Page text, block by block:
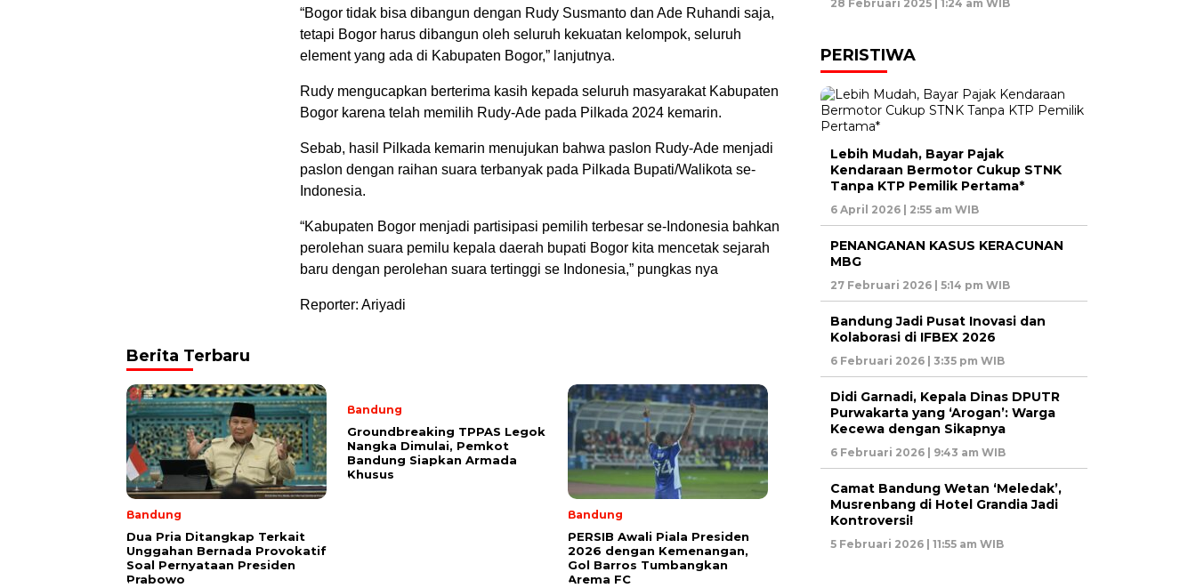
“Bogor tidak bisa dibangun dengan Rudy Susmanto dan Ade Ruhandi saja,
tetapi Bogor harus dibangun oleh seluruh kekuatan kelompok, seluruh
element yang ada di Kabupaten Bogor,” lanjutnya.
Rudy mengucapkan berterima kasih kepada seluruh masyarakat Kabupaten
Bogor karena telah memilih Rudy-Ade pada Pilkada 2024 kemarin.
Sebab, hasil Pilkada kemarin menujukan bahwa paslon Rudy-Ade menjadi
paslon dengan raihan suara terbanyak pada Pilkada Bupati/Walikota se-
Indonesia.
“Kabupaten Bogor menjadi partisipasi pemilih terbesar se-Indonesia bahkan
perolehan suara pemilu kepala daerah bupati Bogor kita mencetak sejarah
baru dengan perolehan suara tertinggi se Indonesia,” pungkas nya
Reporter: Ariyadi
Berita Terbaru
Bandung
Dua Pria Ditangkap Terkait
Unggahan Bernada Provokatif
Soal Pernyataan Presiden
Prabowo
Bandung
Groundbreaking TPPAS Legok
Nangka Dimulai, Pemkot
Bandung Siapkan Armada
Khusus
Bandung
PERSIB Awali Piala Presiden
2026 dengan Kemenangan,
Gol Barros Tumbangkan
Arema FC
28 Februari 2025 | 1:24 am WIB
PERISTIWA
Lebih Mudah, Bayar Pajak
Kendaraan Bermotor Cukup STNK
Tanpa KTP Pemilik Pertama*
6 April 2026 | 2:55 am WIB
PENANGANAN KASUS KERACUNAN
MBG
27 Februari 2026 | 5:14 pm WIB
Bandung Jadi Pusat Inovasi dan
Kolaborasi di IFBEX 2026
6 Februari 2026 | 3:35 pm WIB
Didi Garnadi, Kepala Dinas DPUTR
Purwakarta yang ‘Arogan’: Warga
Kecewa dengan Sikapnya
6 Februari 2026 | 9:43 am WIB
Camat Bandung Wetan ‘Meledak’,
Musrenbang di Hotel Grandia Jadi
Kontroversi!
5 Februari 2026 | 11:55 am WIB